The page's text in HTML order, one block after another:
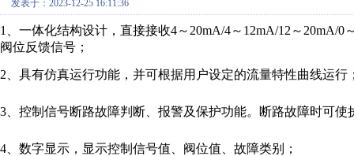
发表于：2023-12-25 16:11:36
1、一体化结构设计，直接接收4～20mA/4～12mA/12～20mA/
阀位反馈信号；
2、具有仿真运行功能，并可根据用户设定的流量特性曲线运行
3、控制信号断路故障判断、报警及保护功能。断路故障时可
4、数字显示，显示控制信号值、阀位值、故障类别；